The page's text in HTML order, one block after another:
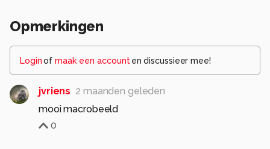
Opmerkingen
Loginof maak een account en discussieer mee!
jvriens 2 maanden geleden
mooi macrobeeld
0